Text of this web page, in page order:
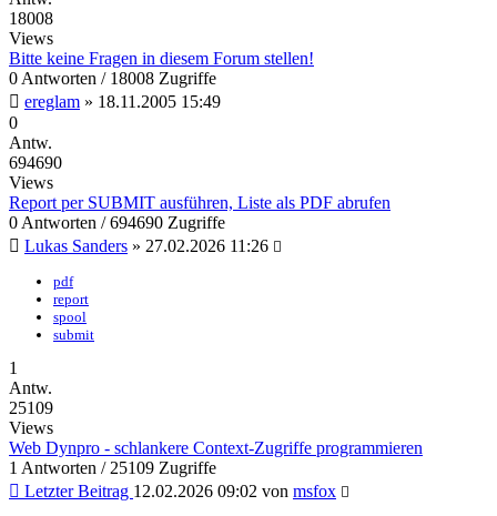
18008
Views
Bitte keine Fragen in diesem Forum stellen!
0 Antworten / 18008 Zugriffe
ereglam » 18.11.2005 15:49
0
Antw.
694690
Views
Report per SUBMIT ausführen, Liste als PDF abrufen
0 Antworten / 694690 Zugriffe
Lukas Sanders » 27.02.2026 11:26
pdf
report
spool
submit
1
Antw.
25109
Views
Web Dynpro - schlankere Context-Zugriffe programmieren
1 Antworten / 25109 Zugriffe
Letzter Beitrag 12.02.2026 09:02 von msfox